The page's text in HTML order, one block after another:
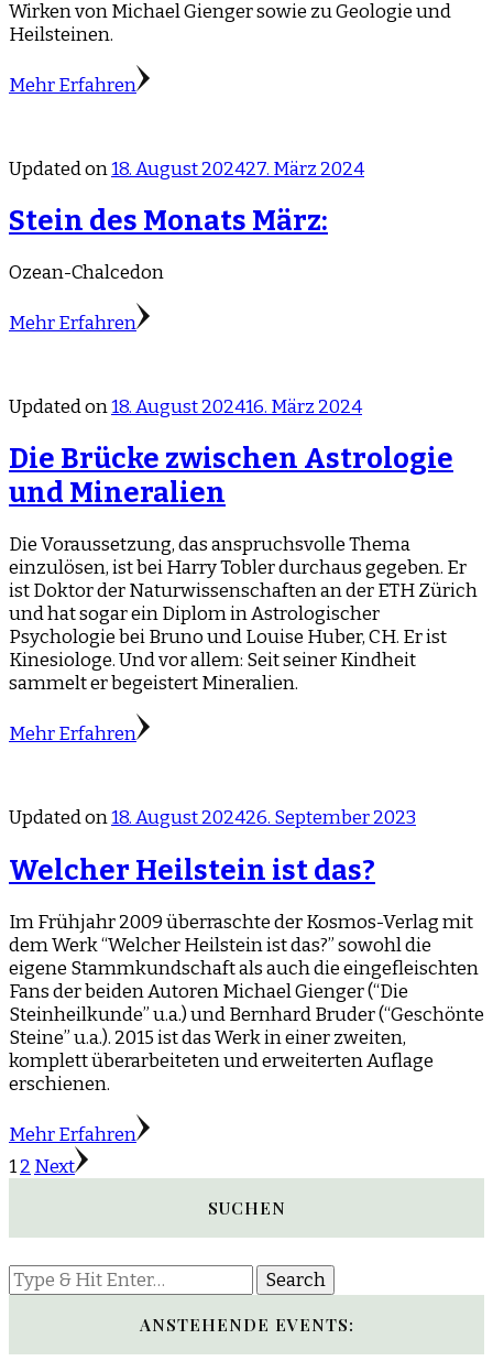
Wirken von Michael Gienger sowie zu Geologie und
Heilsteinen.
Mehr Erfahren
Updated on18. August 202427. März 2024
Stein des Monats März:
Ozean-Chalcedon
Mehr Erfahren
Updated on18. August 202416. März 2024
Die Brücke zwischen Astrologie
und Mineralien
Die Voraussetzung, das anspruchsvolle Thema
einzulösen, ist bei Harry Tobler durchaus gegeben. Er
ist Doktor der Naturwissenschaften an der ETH Zürich
und hat sogar ein Diplom in Astrologischer
Psychologie bei Bruno und Louise Huber, CH. Er ist
Kinesiologe. Und vor allem: Seit seiner Kindheit
sammelt er begeistert Mineralien.
Mehr Erfahren
Updated on18. August 202426. September 2023
Welcher Heilstein ist das?
Im Frühjahr 2009 überraschte der Kosmos-Verlag mit
dem Werk “Welcher Heilstein ist das?” sowohl die
eigene Stammkundschaft als auch die eingefleischten
Fans der beiden Autoren Michael Gienger (“Die
Steinheilkunde” u.a.) und Bernhard Bruder (“Geschönte
Steine” u.a.). 2015 ist das Werk in einer zweiten,
komplett überarbeiteten und erweiterten Auflage
erschienen.
Mehr Erfahren
Seitennummerierung
Beiträge
Page
1Page
2 Next
SUCHEN
Looking
for
ANSTEHENDE EVENTS: